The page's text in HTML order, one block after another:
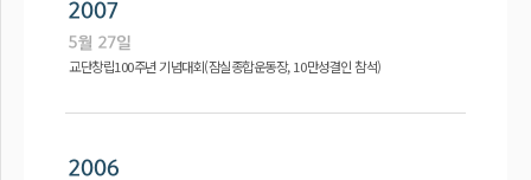
교단창립100주년 기념대회(잠실종합운동장, 10만성결인 참석)